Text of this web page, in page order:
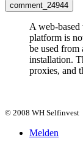
comment_24944
A web-
platform is
be used
installation.
proxies, and
© 2008 WH Selfinvest
Melden